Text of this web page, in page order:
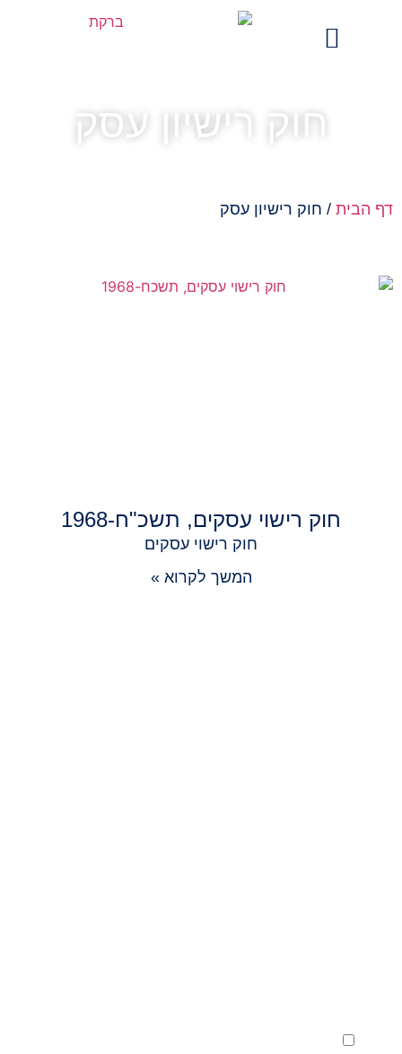
חוק רישיון עסק
הבית/חוק רישיון עסק
חוק רישוי עסקים, תשכ"ח-1968
חוק רישוי עסקים
המשך לקרוא »
המידע שנמסר על ידי לחברת ברקת